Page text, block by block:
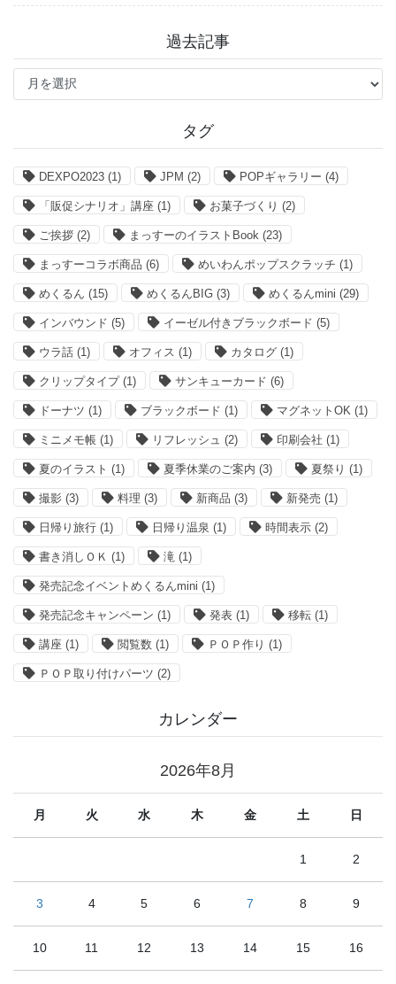
過去記事
過
記
タグ
DEXPO2023 (1) JPM (2) POPギャラリー (4)
「販促シナリオ」講座 (1) お菓子づくり (2)
ご挨拶 (2) まっすーのイラストBook (23)
まっすーコラボ商品 (6) めいわんポップスクラッチ (1)
めくるん (15) めくるんBIG (3) めくるんmini (29)
インバウンド (5) イーゼル付きブラックボード (5)
ウラ話 (1) オフィス (1) カタログ (1)
クリップタイプ(1) サンキューカード (6)
ドーナツ (1) ブラックボード (1) マグネットOK (1)
ミニメモ帳 (1) リフレッシュ (2) 印刷会社 (1)
夏のイラスト (1) 夏季休業のご案内 (3) 夏祭り (1)
撮影 (3) 料理 (3) 新商品 (3) 新発売 (1)
日帰り旅行 (1) 日帰り温泉 (1) 時間表示 (2)
書き消しＯＫ (1) 滝 (1)
発売記念イベントめくるんmini (1)
発売記念キャンペーン (1) 発表 (1) 移転 (1)
講座 (1) 閲覧数 (1) ＰＯＰ作り (1)
ＰＯＰ取り付けパーツ (2)
カレンダー
2026年8月
月 火 水 木 金 土 日
1 2
3 4 5 6 7 8 9
10 11 12 13 14 15 16